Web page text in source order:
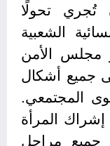
تُجري تحولًا
الشعبية
مجلس الأمن
على جميع أشكال
المجتمعي.
إشراك المرأة
مراحل